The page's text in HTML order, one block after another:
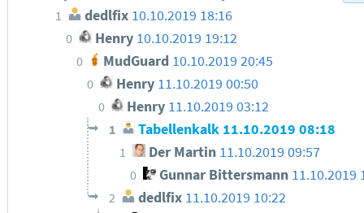
1 dedlfix 10.10.2019 18:16
0 Henry 10.10.2019 19:12
0 MudGuard 10.10.2019 20:45
0 Henry 11.10.2019 00:50
0 Henry 11.10.2019 03:12
1 Tabellenkalk 11.10.2019 08:18
1 Der Martin 11.10.2019 09:57
0 Gunnar Bittersmann 11.10.2019
2 dedlfix 11.10.2019 10:22